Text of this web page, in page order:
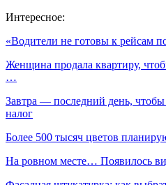
Интересное:
«Водители не готовы к рейсам
Женщина продала квартиру,
…
Завтра — последний день, чтобы
налог
Более 500 тысяч цветов
На ровном месте… Появилось